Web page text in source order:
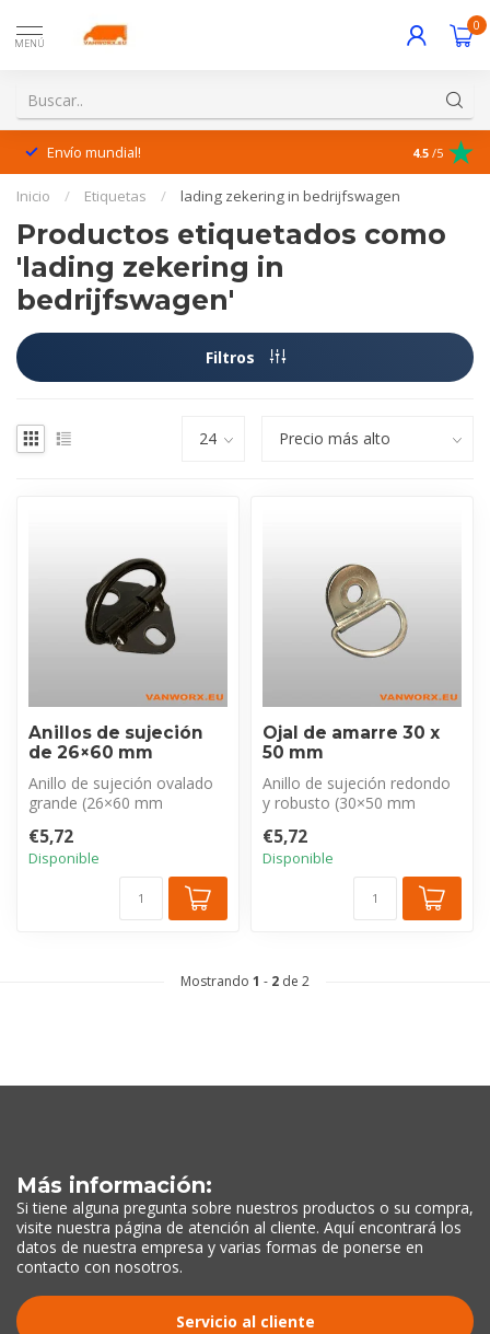
MENÚ
0
Envío mundial! ¡Excelente
4.5 /5
Inicio / Etiquetas / lading zekering in bedrijfswagen
Productos etiquetados como
'lading zekering in
bedrijfswagen'
Filtros
Anillos de sujeción
de 26×60 mm
Anillo de sujeción ovalado
grande (26×60 mm
furgonetas...
€5,72
Disponible
Ojal de amarre 30 x
50 mm
Anillo de sujeción redondo
y robusto (30×50 mm
furgone...
€5,72
Disponible
Mostrando 1 - 2 de 2
Más información:
Si tiene alguna pregunta sobre nuestros productos o su compra,
visite nuestra página de atención al cliente. Aquí encontrará los
datos de nuestra empresa y varias formas de ponerse en
contacto con nosotros.
Servicio al cliente